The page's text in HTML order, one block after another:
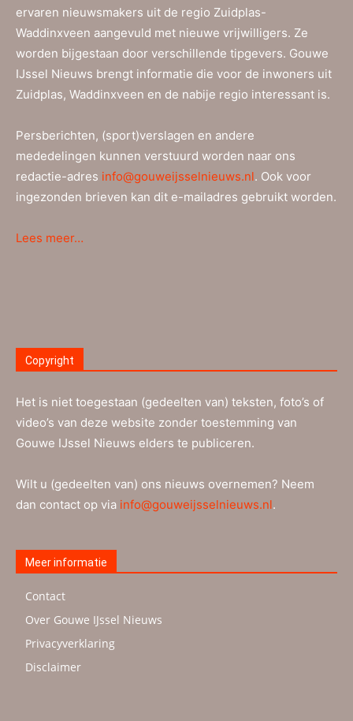
ervaren nieuwsmakers uit de regio Zuidplas-
Waddinxveen aangevuld met nieuwe vrijwilligers. Ze
worden bijgestaan door verschillende tipgevers. Gouwe
IJssel Nieuws brengt informatie die voor de inwoners uit
Zuidplas, Waddinxveen en de nabije regio interessant is.
Persberichten, (sport)verslagen en andere
mededelingen kunnen verstuurd worden naar ons
redactie-adres info@gouweijsselnieuws.nl. Ook voor
ingezonden brieven kan dit e-mailadres gebruikt worden.
Lees meer…
Copyright
Het is niet toegestaan (gedeelten van) teksten, foto’s of
video’s van deze website zonder toestemming van
Gouwe IJssel Nieuws elders te publiceren.
Wilt u (gedeelten van) ons nieuws overnemen? Neem
dan contact op via info@gouweijsselnieuws.nl.
Meer informatie
Contact
Over Gouwe IJssel Nieuws
Privacyverklaring
Disclaimer